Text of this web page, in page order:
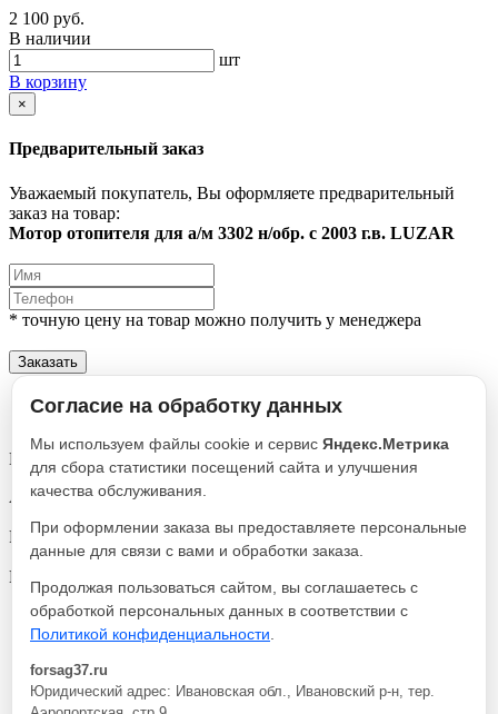
2 100 руб.
В наличии
шт
В корзину
×
Предварительный заказ
Уважаемый покупатель, Вы оформляете предварительный
заказ на товар:
Мотор отопителя для а/м 3302 н/обр. с 2003 г.в. LUZAR
* точную цену на товар можно получить у менеджера
Заказать
Описание
Мотор отопителя для а/м 3302 н/обр. с 2003 г.в. LUZAR
Артикул
Реквизиты
Моторы и краны отопителя / Товар / 1605
Производитель
LUZAR
Мотор отопителя для а/м 3302 н/обр. с 2003
Описание
Согласие на обработку данных
Мы используем файлы cookie и сервис Яндекс.Метрика
для сбора статистики посещений сайта и улучшения
качества обслуживания.
При оформлении заказа вы предоставляете персональные
данные для связи с вами и обработки заказа.
Продолжая пользоваться сайтом, вы соглашаетесь с
обработкой персональных данных в соответствии с
Политикой конфиденциальности
forsag37.ru
Юридический адрес: Ивановская обл., Ивановский р-н, тер.